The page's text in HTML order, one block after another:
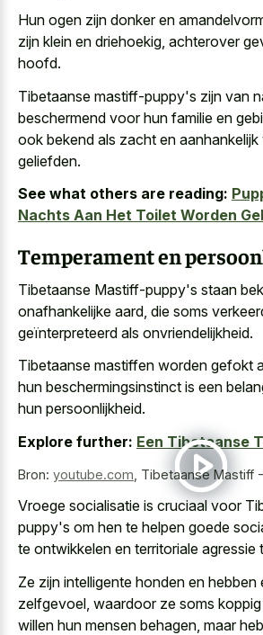
Hun ogen zijn donker en
zijn klein en driehoekig, achterover
hoofd.
Tibetaanse mastiff-puppy's zijn van
beschermend voor hun familie en
ook bekend als zacht en
geliefden.
See what others are reading:
Nachts Aan Het Toilet Worden
Temperament en
Tibetaanse Mastiff-puppy's staan
onafhankelijke aard, die soms
geïnterpreteerd als onvriendelijkheid.
Tibetaanse mastiffen worden gefokt
hun beschermingsinstinct is een
hun persoonlijkheid.
Explore further: Een Tibetaanse
Bron: youtube.com Tibetaanse Mastiff
Vroege socialisatie is cruciaal voor
puppy's om hen te helpen goede
te ontwikkelen en territoriale agressie
Ze zijn intelligente honden en hebben
zelfgevoel, waardoor ze soms
willen hun mensen behagen, maar